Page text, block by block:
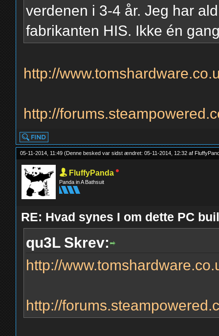
verdenen i 3-4 år. Jeg har
fabrikanten HIS. Ikke én
http://
http://
05-11-2014, 11:49(Denne besked var sidst ændret: 05-11-2014, 12:32 af
FluffyPanda
Panda in A Bathsuit
RE: Hvad synes I om dette PC
qu3L Skrev:
http://
http://